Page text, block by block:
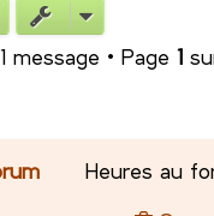
1 message • Page 1
Heures au